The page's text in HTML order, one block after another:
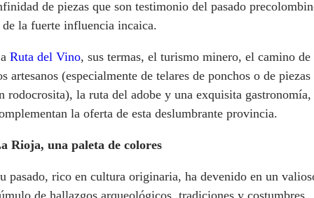
de piezas que son testimonio del pasado
la fuerte influencia incaica.
Ruta del Vino, sus termas, el turismo minero, el camino de
artesanos (especialmente de telares de ponchos o de piezas
rodocrosita), la ruta del adobe y una exquisita gastronomía,
la oferta de esta deslumbrante provincia.
Rioja, una paleta de colores
pasado, rico en cultura originaria, ha devenido en un
de hallazgos arqueológicos, tradiciones y costumbres